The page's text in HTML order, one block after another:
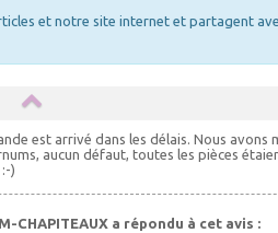
et notre site internet et partagent
est arrivé dans les délais. Nous avons
aucun défaut, toutes les pièces
)
CHAPITEAUX a répondu à cet avis :